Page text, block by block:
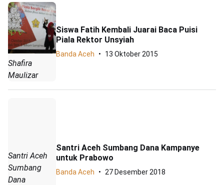
Shafira
Maulizar
Siswa Fatih Kembali Juarai Baca Puisi
Piala Rektor Unsyiah
Banda Aceh 13 Oktober 2015
Santri Aceh
Sumbang
Dana
Santri Aceh Sumbang Dana Kampanye
untuk Prabowo
Banda Aceh 27 Desember 2018